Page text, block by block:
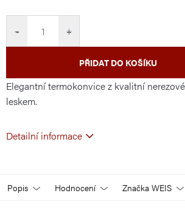
+
−
PŘIDAT DO KOŠÍKU
Elegantní termokonvice z kvalitní
leskem.
Detailní informace
Popis Hodnocení Značka WEIS